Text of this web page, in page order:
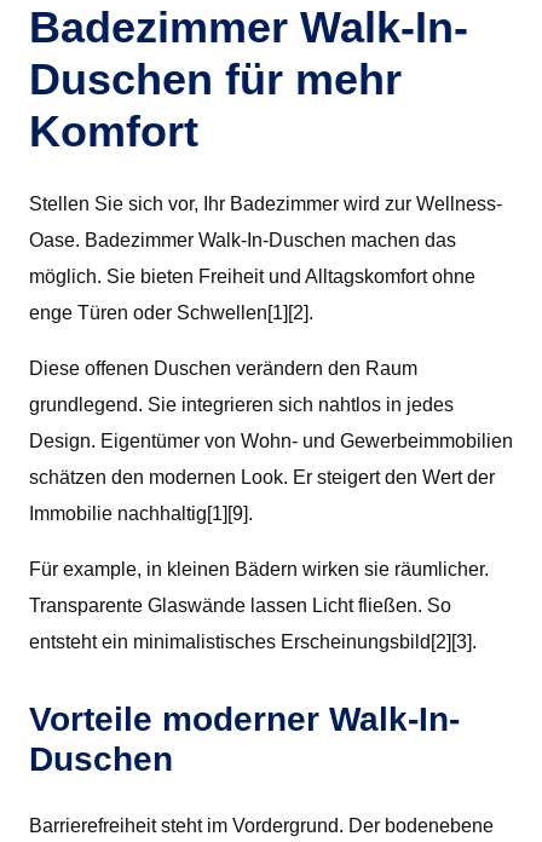
Badezimmer Walk-In-
Duschen für mehr
Komfort
Stellen Sie sich vor, Ihr Badezimmer wird zur Wellness-
Oase. Badezimmer Walk-In-Duschen machen das
möglich. Sie bieten Freiheit und Alltagskomfort ohne
enge Türen oder Schwellen[1][2].
Diese offenen Duschen verändern den Raum
grundlegend. Sie integrieren sich nahtlos in jedes
Design. Eigentümer von Wohn- und Gewerbeimmobilien
schätzen den modernen Look. Er steigert den Wert der
Immobilie nachhaltig[1][9].
Für example, in kleinen Bädern wirken sie räumlicher.
Transparente Glaswände lassen Licht fließen. So
entsteht ein minimalistisches Erscheinungsbild[2][3].
Vorteile moderner Walk-In-
Duschen
Barrierefreiheit steht im Vordergrund. Der bodenebene